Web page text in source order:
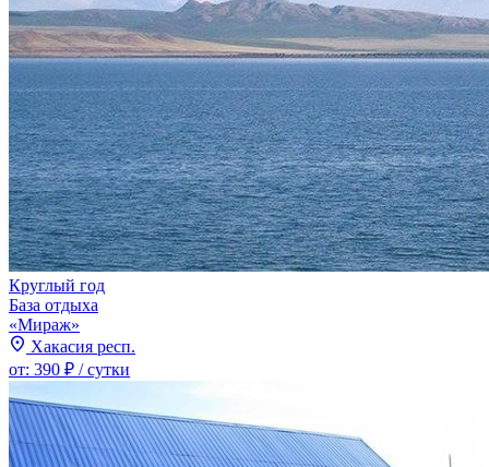
Круглый год
База отдыха
«Мираж»
Хакасия респ.
от: 390 ₽ / сутки